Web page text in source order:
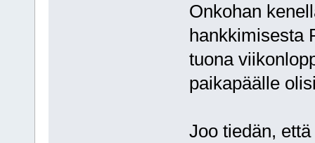
Onkohan
hankkimisesta
tuona
paikapäälle
Joo tiedän,